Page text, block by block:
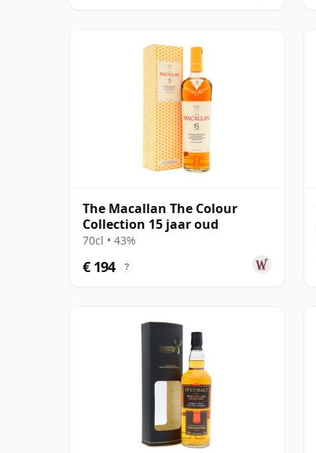
The Macallan The Colour
Collection 15 jaar oud
70cl • 43%
€ 194 ?